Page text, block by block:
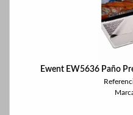
Ewent EW5636 Paño